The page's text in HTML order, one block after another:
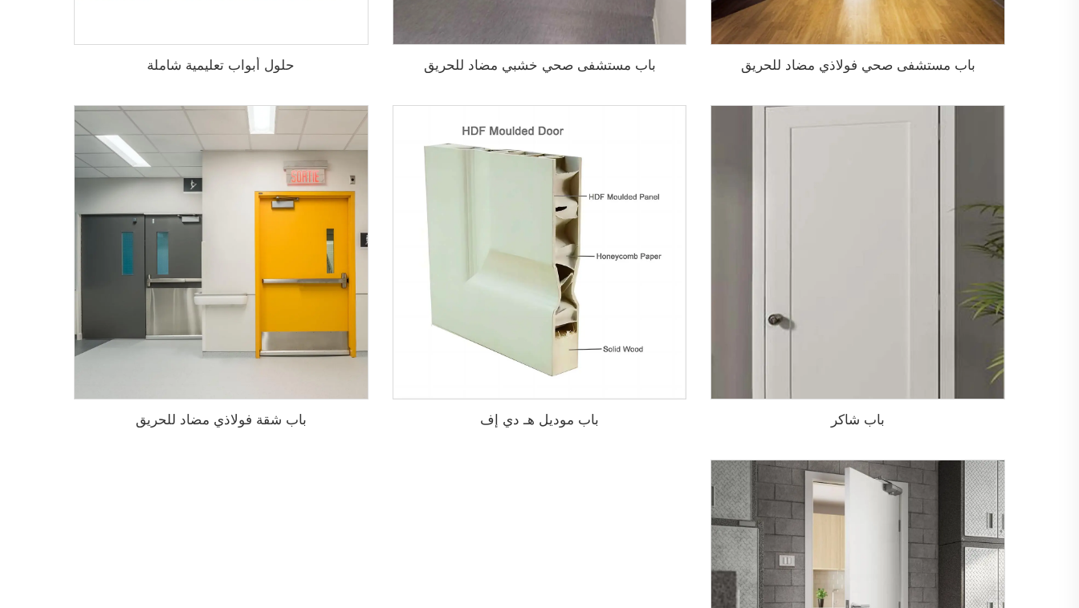
باب مستشفى صحي فولاذي مضاد للحريق باب مستشفى صحي خشبي مضاد للحريق حلول أبواب تعليمية شاملة
باب شاكر باب موديل هـ دي إف باب شقة فولاذي مضاد للحريق